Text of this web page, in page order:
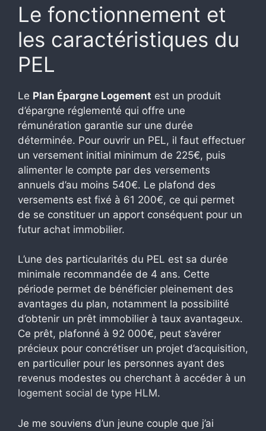
Le fonctionnement et
les caractéristiques du
PEL
Le Plan Épargne Logement est un produit
d’épargne réglementé qui offre une
rémunération garantie sur une durée
déterminée. Pour ouvrir un PEL, il faut effectuer
un versement initial minimum de 225€, puis
alimenter le compte par des versements
annuels d’au moins 540€. Le plafond des
versements est fixé à 61 200€, ce qui permet
de se constituer un apport conséquent pour un
futur achat immobilier.
L’une des particularités du PEL est sa durée
minimale recommandée de 4 ans. Cette
période permet de bénéficier pleinement des
avantages du plan, notamment la possibilité
d’obtenir un prêt immobilier à taux avantageux.
Ce prêt, plafonné à 92 000€, peut s’avérer
précieux pour concrétiser un projet d’acquisition,
en particulier pour les personnes ayant des
revenus modestes ou cherchant à accéder à un
logement social de type HLM.
Je me souviens d’un jeune couple que j’ai